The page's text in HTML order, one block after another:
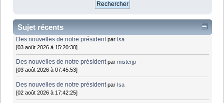
Sujet récents
Des nouvelles de notre président par Isa
[03 août 2026 à 15:20:30]
Des nouvelles de notre président parmisterjp
[03 août 2026 à 07:45:53]
Des nouvelles de notre président par Isa
[02 août 2026 à 17:42:25]